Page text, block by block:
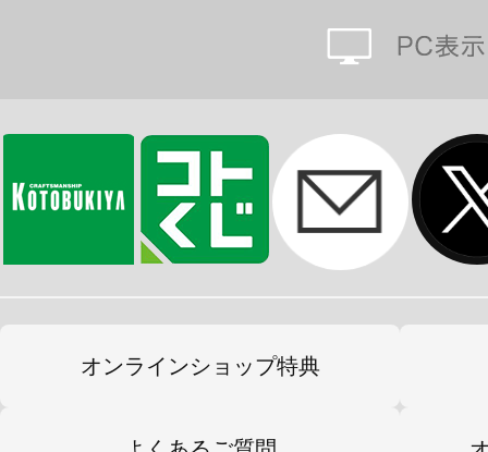
オンラインショップ特典